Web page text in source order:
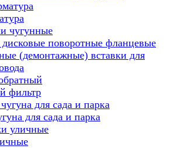
чугунные
дисковые поворотные фланцевые
(демонтажные) вставки для
фильтр
для сада и парка
уличные